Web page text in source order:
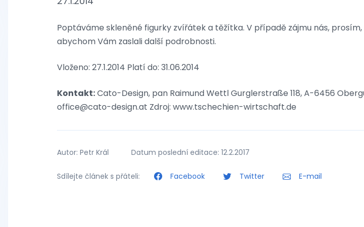
Poptáváme skleněné figurky zvířátek a těžítka. V případě zájmu nás,
abychom Vám zaslali další podrobnosti.
Vloženo: 27.1.2014 Platí do: 31.06.2014
Kontakt:Cato-Design, pan Raimund Wettl Gurglerstraße 118, A-6456
office@cato-design.at Zdroj: www.tschechien-wirtschaft.de
Autor: Petr Král Datum poslední editace: 12.2.2017
Sdílejte článek s přáteli: Facebook Twitter E-mail